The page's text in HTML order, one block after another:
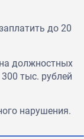
до 20
должностных
тыс. рублей
нарушения.